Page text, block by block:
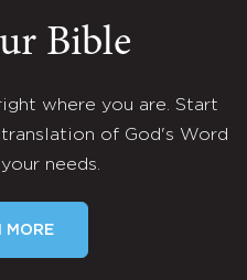
Bible
where you are. Start
of God's Word
needs.
MORE